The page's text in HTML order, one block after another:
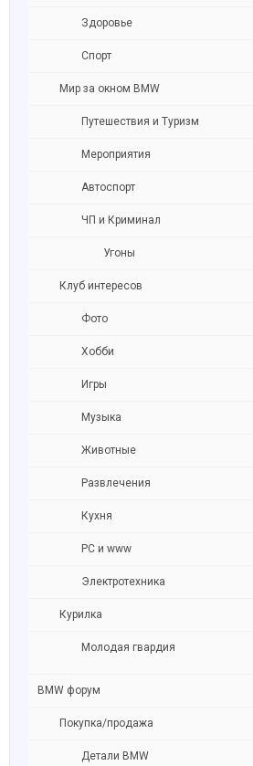
Здоровье
Спорт
Мир за окном BMW
Путешествия и Туризм
Мероприятия
Автоспорт
ЧП и Криминал
Угоны
Клуб интересов
Фото
Хобби
Игры
Музыка
Животные
Развлечения
Кухня
PC и www
Электротехника
Курилка
Молодая гвардия
BMW форум
Покупка/продажа
Детали BMW